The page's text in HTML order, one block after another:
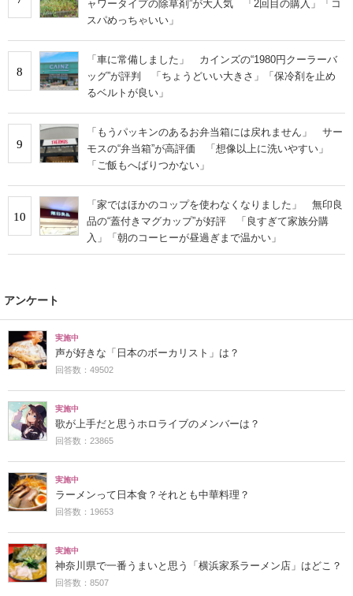
ャワータイプの除草剤”が大人気 「2回目の購入」「コ
スパめっちゃいい」
8
「車に常備しました」 カインズの“1980円クーラーバ
ッグ”が評判 「ちょうどいい大きさ」「保冷剤を止め
るベルトが良い」
9
「もうパッキンのあるお弁当箱には戻れません」 サー
モスの“弁当箱”が高評価 「想像以上に洗いやすい」
「ご飯もへばりつかない」
10
「家ではほかのコップを使わなくなりました」 無印良
品の“蓋付きマグカップ”が好評 「良すぎて家族分購
入」「朝のコーヒーが昼過ぎまで温かい」
アンケート
実施中
声が好きな「日本のボーカリスト」は？
回答数：49502
実施中
歌が上手だと思うホロライブのメンバーは？
回答数：23865
実施中
ラーメンって日本食？それとも中華料理？
回答数：19653
実施中
神奈川県で一番うまいと思う「横浜家系ラーメン店」はどこ？
回答数：8507